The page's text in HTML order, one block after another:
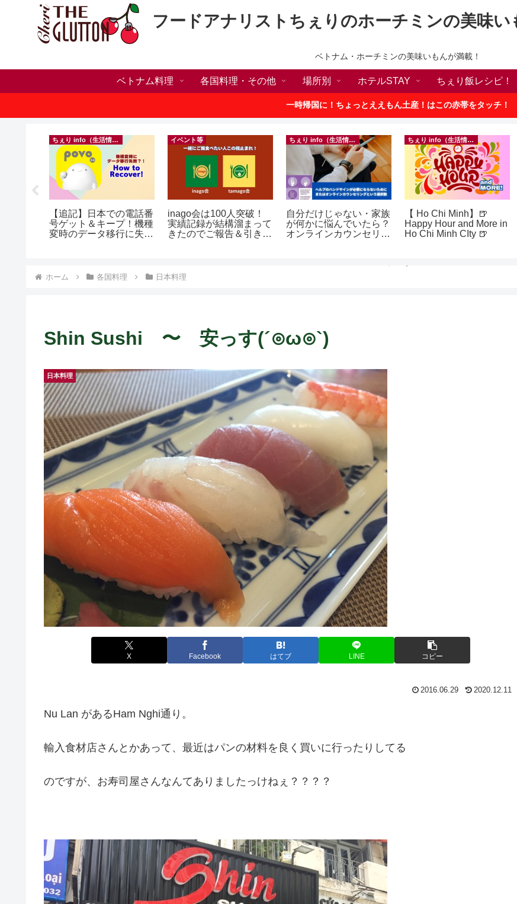
フードアナリストちぇりのホーチミンの美味い
ベトナム・ホーチミンの美味いもんが満載！
ベトナム料理 各国料理・その他 場所別 ホテルSTAY ちぇり飯レシピ！
一時帰国に！ちょっとええもん土産！はこの赤帯をタッチ！
ちぇり info（生活情報）
【追記】日本での電話番
号ゲット＆キープ！機種
変時のデータ移行に失敗
イベント等
inago会は100人突破！
実績記録が結構溜まって
きたのでご報告＆引き続
ちぇり info（生活情報）
自分だけじゃない・家族
が何かに悩んでいたら？
オンラインカウンセリン
ちぇり info（生活情報）
【 Ho Chi Minh】🍺
Happy Hour and More in
Ho Chi Minh CIty 🍺
ホーム 各国料理 日本料理
Shin Sushi 〜 安っす(´⊙ω⊙`)
日本料理
X Facebook はてブ LINE コピー
2016.06.29 2020.12.11
Nu Lan があるHam Nghi通り。
輸入食材店さんとかあって、最近はパンの材料を良く買いに行ったりしてる
のですが、お寿司屋さんなんてありましたっけねぇ？？？？